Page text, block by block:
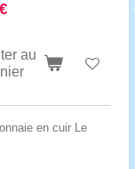
au
en cuir Le